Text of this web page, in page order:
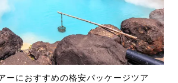
ーにおすすめの格安パッケージツア